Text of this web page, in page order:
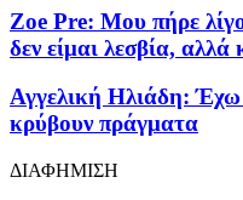
Zoe Pre: Mου πήρε
δεν είμαι λεσβία, αλλά
Αγγελική Ηλιάδη:
κρύβουν πράγματα
ΔΙΑΦΗΜΙΣΗ